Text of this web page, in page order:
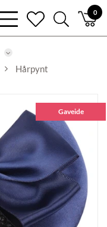
0
bars
light
heart
search
light
Hårpynt
Gaveide